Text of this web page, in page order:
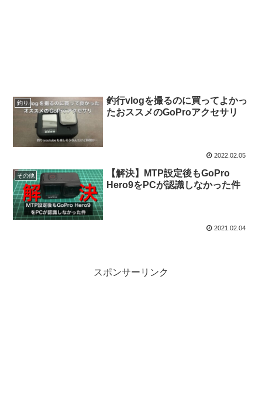
釣り
釣行vlogを撮るのに買ってよかっ
たおススメのGoProアクセサリ
2022.02.05
その他
【解決】MTP設定後もGoPro
Hero9をPCが認識しなかった件
2021.02.04
スポンサーリンク